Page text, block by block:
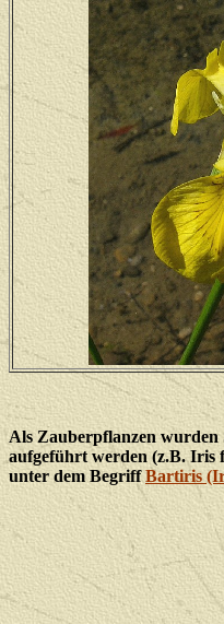
Als Zauberpflanzen
aufgeführt werden (z.B. Iris
unter dem BegriffBartiris